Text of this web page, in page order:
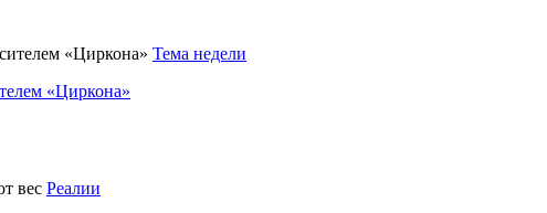
Тема недели
«Циркона»
Реалии